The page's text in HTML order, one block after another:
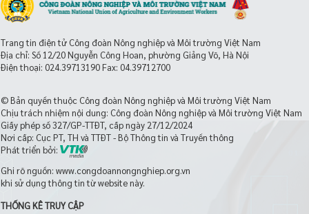
Trang tin điện tử Công đoàn Nông nghiệp và Môi trường Việt Nam
Địa chỉ: Số 12/20 Nguyễn Công Hoan, phường Giảng Võ, Hà Nội
Điện thoại: 024.39713190Fax: 04.39712700
© Bản quyền thuộc Công đoàn Nông nghiệp và Môi trường Việt Nam
Chịu trách nhiệm nội dung: Công đoàn Nông nghiệp và Môi trường Việt Nam
Giấy phép số 327/GP-TTĐT, cấp ngày 27/12/2024
Nơi cấp: Cục PT, TH và TTĐT - Bộ Thông tin và Truyền thông
Phát triển bởi:
Ghi rõ nguồn: www.congdoannongnghiep.org.vn
khi sử dụng thông tin từ website này.
THỐNG KÊ TRUY CẬP